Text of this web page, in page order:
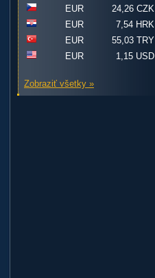
EUR
24,26 CZK
EUR
7,54 HRK
EUR
55,03 TRY
EUR
1,15 USD
Zobraziť všetky »